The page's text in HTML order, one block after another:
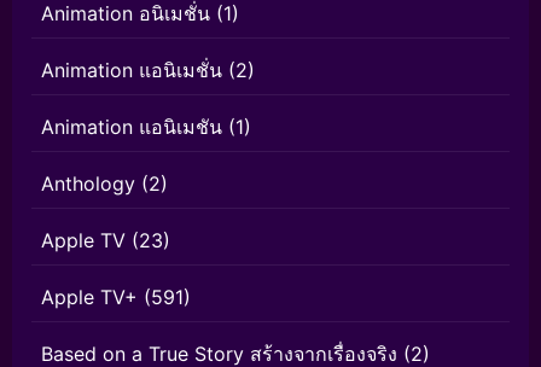
Animation อนิเมชั่น (1)
Animation แอนิเมชั่น (2)
Animation แอนิเมชัน (1)
Anthology (2)
Apple TV (23)
Apple TV+ (591)
Based on a True Story สร้างจากเรื่องจริง (2)